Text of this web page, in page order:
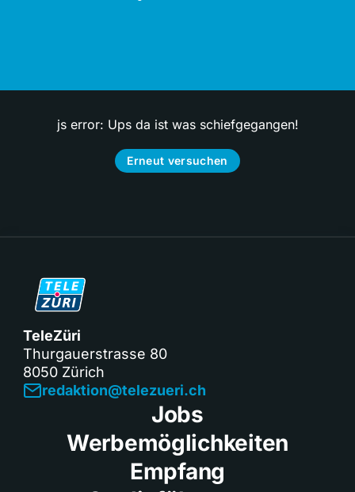
js error: Ups da ist was schiefgegangen!
Erneut versuchen
TeleZüri
Thurgauerstrasse 80
8050 Zürich
redaktion@telezueri.ch
Jobs
Werbemöglichkeiten
Empfang